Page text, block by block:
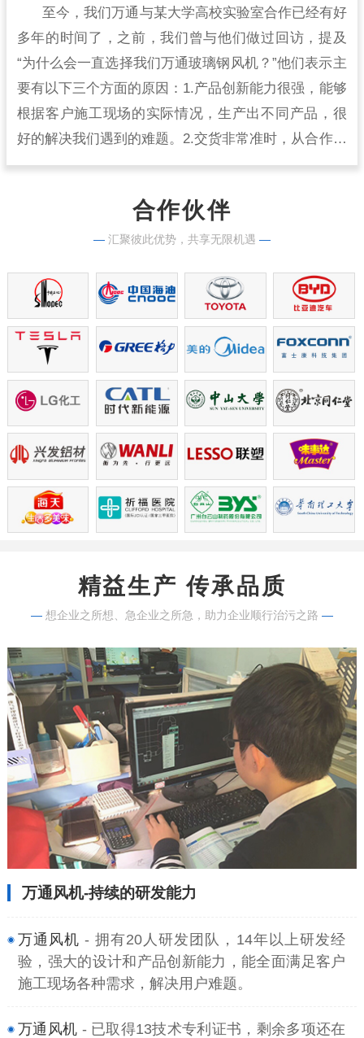
至今，我们万通与某大学高校实验室合作已经有好
多年的时间了，之前，我们曾与他们做过回访，提及
“为什么会一直选择我们万通玻璃钢风机？”他们表示主
要有以下三个方面的原因：1.产品创新能力很强，能够
根据客户施工现场的实际情况，生产出不同产品，很
好的解决我们遇到的难题。2.交货非常准时，从合作开
始到现在，从来没有出现过延时交货的情况，生产实
合作伙伴
— 汇聚彼此优势，共享无限机遇 —
精益生产 传承品质
— 想企业之所想、急企业之所急，助力企业顺行治污之路 —
万通风机-持续的研发能力
万通风机 - 拥有20人研发团队，14年以上研发经
验，强大的设计和产品创新能力，能全面满足客户
施工现场各种需求，解决用户难题。
万通风机 - 已取得13技术专利证书，剩余多项还在